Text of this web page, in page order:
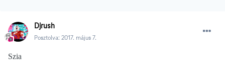
Djrush
Posztolva: 2017. május 7.
Szia